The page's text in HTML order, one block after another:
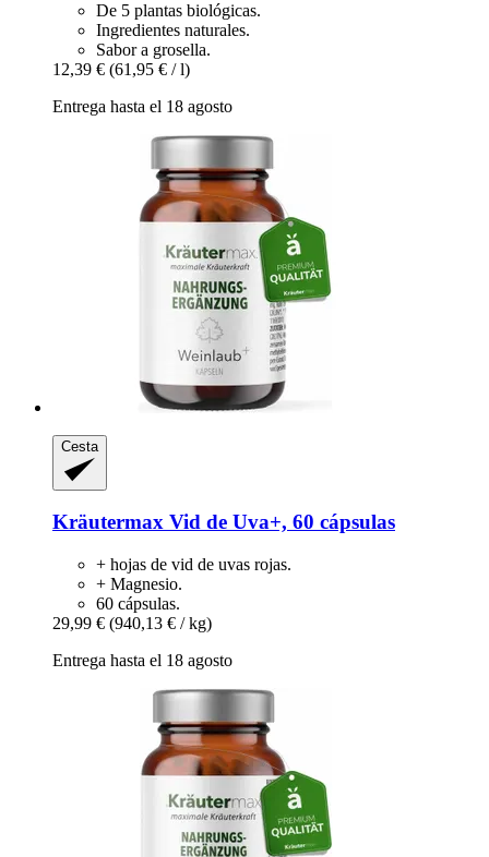
De 5 plantas biológicas.
Ingredientes naturales.
Sabor a grosella.
12,39 € (61,95 € / l)
Entrega hasta el 18 agosto
Cesta
Kräutermax Vid de Uva+, 60 cápsulas
+ hojas de vid de uvas rojas.
+ Magnesio.
60 cápsulas.
29,99 € (940,13 € / kg)
Entrega hasta el 18 agosto